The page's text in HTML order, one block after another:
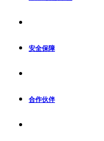
安全保障
合作伙伴